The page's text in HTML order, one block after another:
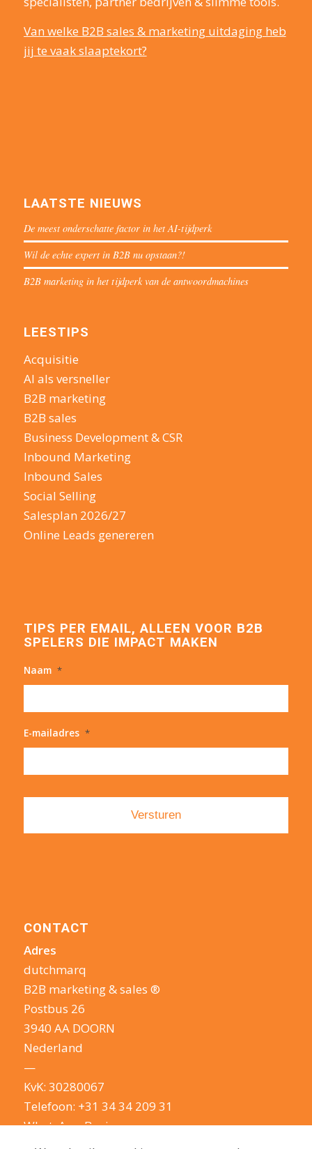
Van welke B2B sales & marketing uitdaging heb
jij te vaak slaaptekort?
LAATSTE NIEUWS
De meest onderschatte factor in het AI-tijdperk
Wil de echte expert in B2B nu opstaan?!
B2B marketing in het tijdperk van de antwoordmachines
LEESTIPS
Acquisitie
AI als versneller
B2B marketing
B2B sales
Business Development & CSR
Inbound Marketing
Inbound Sales
Social Selling
Salesplan 2026/27
Online Leads genereren
TIPS PER EMAIL, ALLEEN VOOR B2B
SPELERS DIE IMPACT MAKEN
Naam *
E-mailadres *
CONTACT
Adres
dutchmarq
B2B marketing & sales ®
Postbus 26
3940 AA DOORN
Nederland
—
KvK: 30280067
Telefoon: +31 34 34 209 31
WhatsApp Business
E-mail:
info@dutchmarq.nl